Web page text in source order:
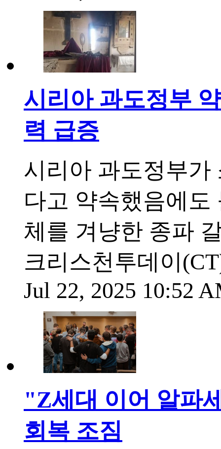
시리아 과도정부
력 급증
시리아 과도정부가
다고 약속했음에
체를 겨냥한 종파
크리스천투데이
Jul 22, 2025 10:52
"Z세대 이어 알파
회복 조짐